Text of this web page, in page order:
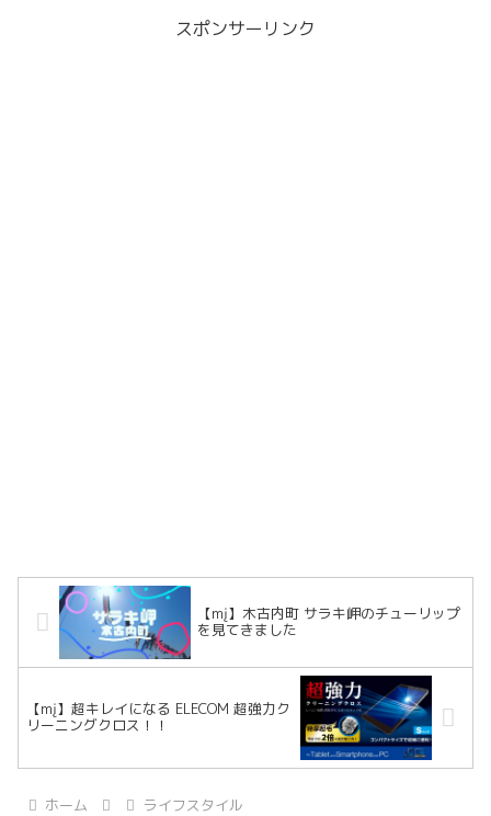
スポンサーリンク
【mį】木古内町 サラキ岬のチューリップ
を見てきました
【mį】超キレイになる ELECOM 超強力ク
リーニングクロス！！
ホーム ライフスタイル